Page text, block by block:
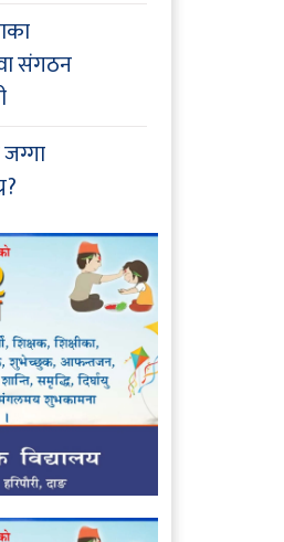
संगठन